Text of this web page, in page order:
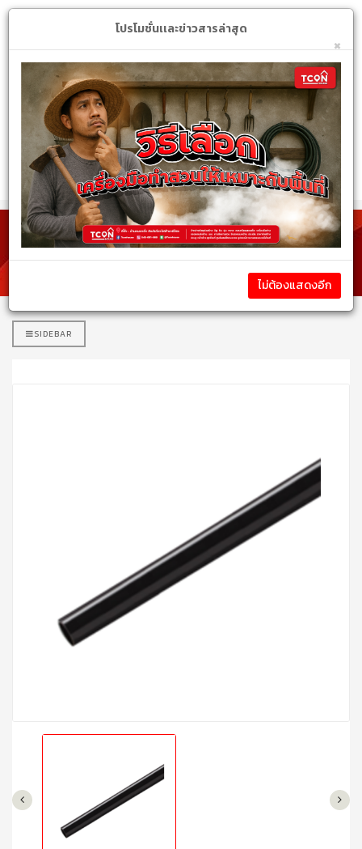
หมวดหมู่สินค้า
รายละเอียดสินค้า
SIDEBAR
โปรโมชั่นเเละข่าวสารล่าสุด
×
ไม่ต้องแสดงอีก